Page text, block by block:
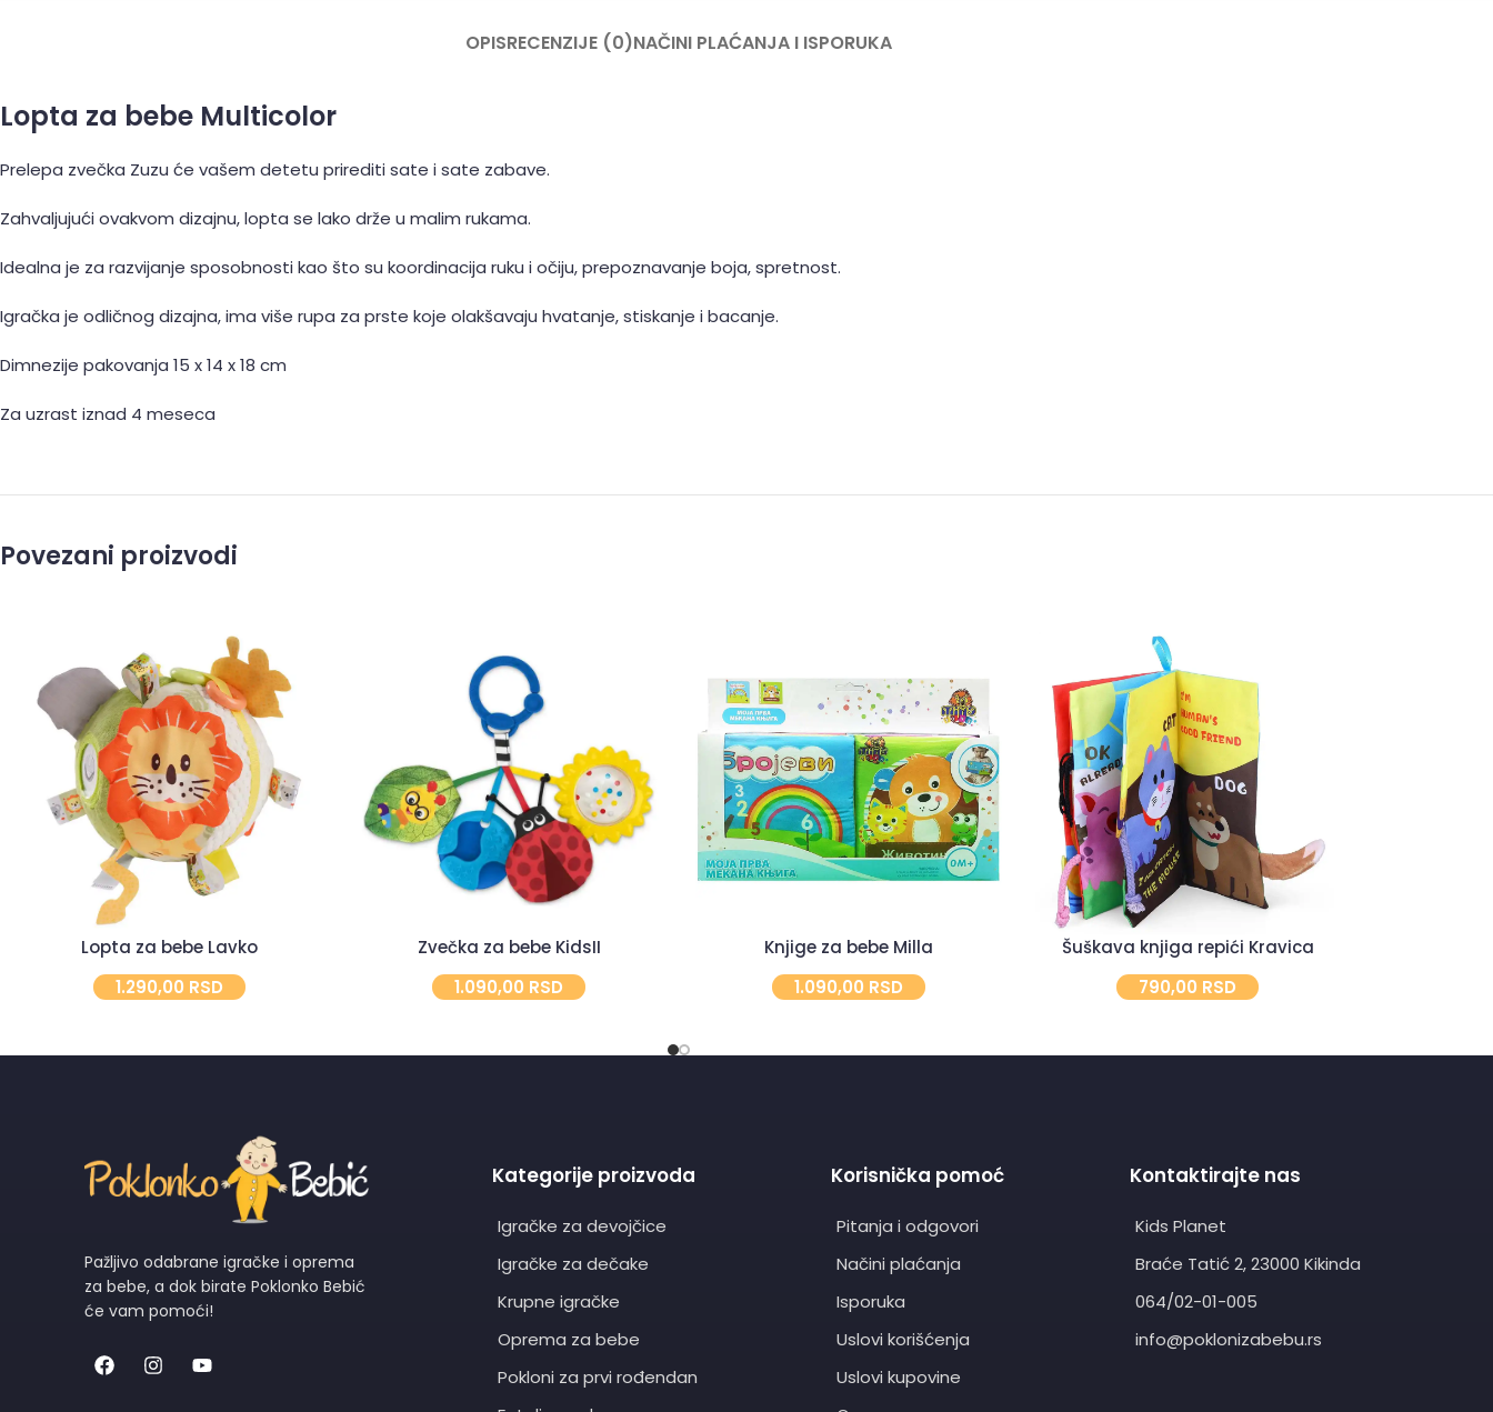
OPISRECENZIJE (0)NAČINI PLAĆANJA I ISPORUKA
Lopta za bebe Multicolor
Prelepa zvečka Zuzu će vašem detetu prirediti sate i sate zabave.
Zahvaljujući ovakvom dizajnu, lopta se lako drže u malim rukama.
Idealna je za razvijanje sposobnosti kao što su koordinacija ruku i očiju, prepoznavanje boja, spretnost.
Igračka je odličnog dizajna, ima više rupa za prste koje olakšavaju hvatanje, stiskanje i bacanje.
Dimnezije pakovanja 15 x 14 x 18 cm
Za uzrast iznad 4 meseca
Povezani proizvodi
Lopta za bebe Lavko
1.290,00 RSD
Zvečka za bebe KidsII
1.090,00 RSD
Knjige za bebe Milla
1.090,00 RSD
Šuškava knjiga repići Kravica
790,00 RSD
Pažljivo odabrane igračke i oprema
za bebe, a dok birate Poklonko Bebić
će vam pomoći!
Kategorije proizvoda
Igračke za devojčice
Igračke za dečake
Krupne igračke
Oprema za bebe
Pokloni za prvi rođendan
Korisnička pomoć
Pitanja i odgovori
Načini plaćanja
Isporuka
Uslovi korišćenja
Uslovi kupovine
Kontaktirajte nas
Kids Planet
Braće Tatić 2, 23000 Kikinda
064/02-01-005
info@poklonizabebu.rs